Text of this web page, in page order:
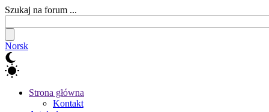
Szukaj na forum ...
Norsk
Strona główna
Kontakt